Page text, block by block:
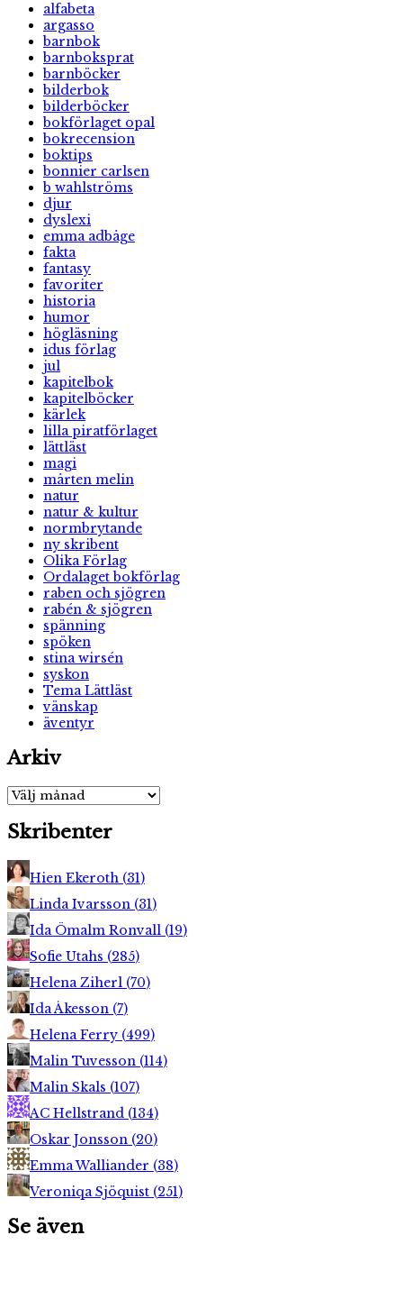
alfabeta
argasso
barnbok
barnboksprat
barnböcker
bilderbok
bilderböcker
bokförlaget opal
bokrecension
boktips
bonnier carlsen
b wahlströms
djur
dyslexi
emma adbåge
fakta
fantasy
favoriter
historia
humor
högläsning
idus förlag
jul
kapitelbok
kapitelböcker
kärlek
lilla piratförlaget
lättläst
magi
mårten melin
natur
natur & kultur
normbrytande
ny skribent
Olika Förlag
Ordalaget bokförlag
raben och sjögren
rabén & sjögren
spänning
spöken
stina wirsén
syskon
Tema Lättläst
vänskap
äventyr
Arkiv
Arkiv
Skribenter
Hien Ekeroth (31)
Linda Ivarsson (31)
Ida Ömalm Ronvall (19)
Sofie Utahs (285)
Helena Ziherl (70)
Ida Åkesson (7)
Helena Ferry (499)
Malin Tuvesson (114)
Malin Skals (107)
AC Hellstrand (134)
Oskar Jonsson (20)
Emma Walliander (38)
Veroniqa Sjöquist (251)
Se även